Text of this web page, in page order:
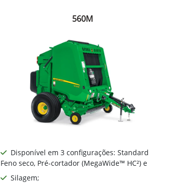
560M
Disponível em 3 configurações: Standard
Feno seco, Pré-cortador (MegaWide™ HC²) e
Silagem;